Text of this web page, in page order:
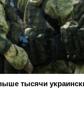
тысячи